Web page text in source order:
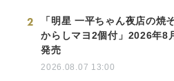
2
「明星 一平ちゃん夜店の焼
からしマヨ2個付」2026年8
発売
2026.08.07 13:00